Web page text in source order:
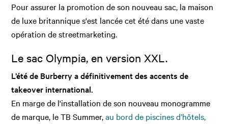
Pour assurer la promotion de son nouveau sac, la maison
de luxe britannique s'est lancée cet été dans une vaste
opération de streetmarketing.
Le sac Olympia, en version XXL.
L’été de Burberry a définitivement des accents de
takeover international.
En marge de l'installation de son nouveau monogramme
de marque, le TB Summer,au bord de piscines d’hôtels,